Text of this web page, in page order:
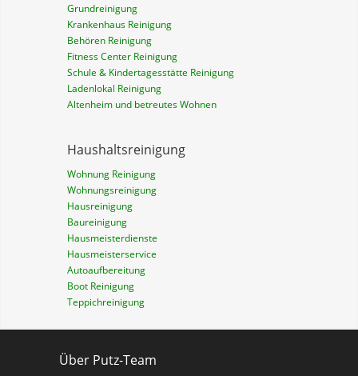
Grundreinigung
Krankenhaus Reinigung
Behören Reinigung
Fitness Center Reinigung
Schule & Kindertagesstätte Reinigung
Ladenlokal Reinigung
Altenheim und betreutes Wohnen
Haushaltsreinigung
Wohnung Reinigung
Wohnungsreinigung
Hausreinigung
Baureinigung
Hausmeisterdienste
Hausmeisterservice
Autoaufbereitung
Boot Reinigung
Teppichreinigung
Über Putz-Team